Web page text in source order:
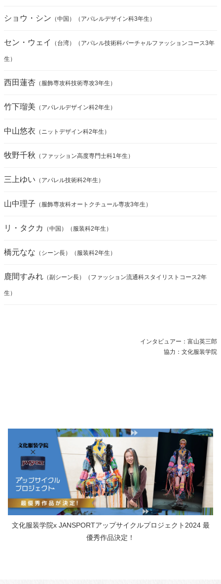
ショウ・シン （中国）（アパレルデザイン科3年生）
セン・ウェイ （台湾）（アパレル技術科バーチャルファッションコース3年
生）
西田蓮杏 （服飾専攻科技術専攻3年生）
竹下瑠美 （アパレルデザイン科2年生）
中山悠衣 （ニットデザイン科2年生）
牧野千秋 （ファッション高度専門士科1年生）
三上ゆい （アパレル技術科2年生）
山中理子 （服飾専攻科オートクチュール専攻3年生）
リ・タクカ （中国）（服装科2年生）
橋元なな （シーン長）（服装科2年生）
鹿間すみれ （副シーン長）（ファッション流通科スタイリストコース2年
生）
インタビュアー：富山英三郎
協力：文化服装学院
文化服装学院x JANSPORTアップサイクルプロジェクト2024 最
優秀作品決定！